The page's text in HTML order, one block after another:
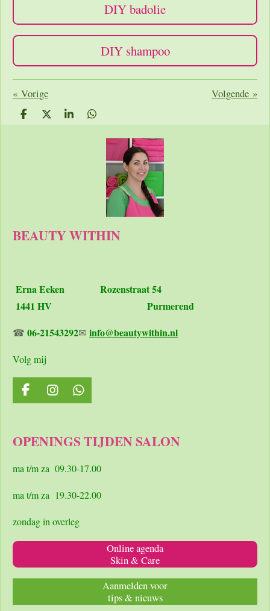
DIY badolie
DIY shampoo
« Vorige Volgende »
D
e
D
e
S
h
D
e
BEAUTY WITHIN
Erna Eeken Rozenstraat 54
1441 HV Purmerend
☎ 06-21543292✉ info@beautywithin.nl
Volg mij
F
a
b
o
I
n
a
r
m
W
h
s
p
OPENINGS TIJDEN SALON
ma t/m za 09.30-17.00
ma t/m za 19.30-22.00
zondag in overleg
Online agenda
Skin & Care
Aanmelden voor
tips & nieuws